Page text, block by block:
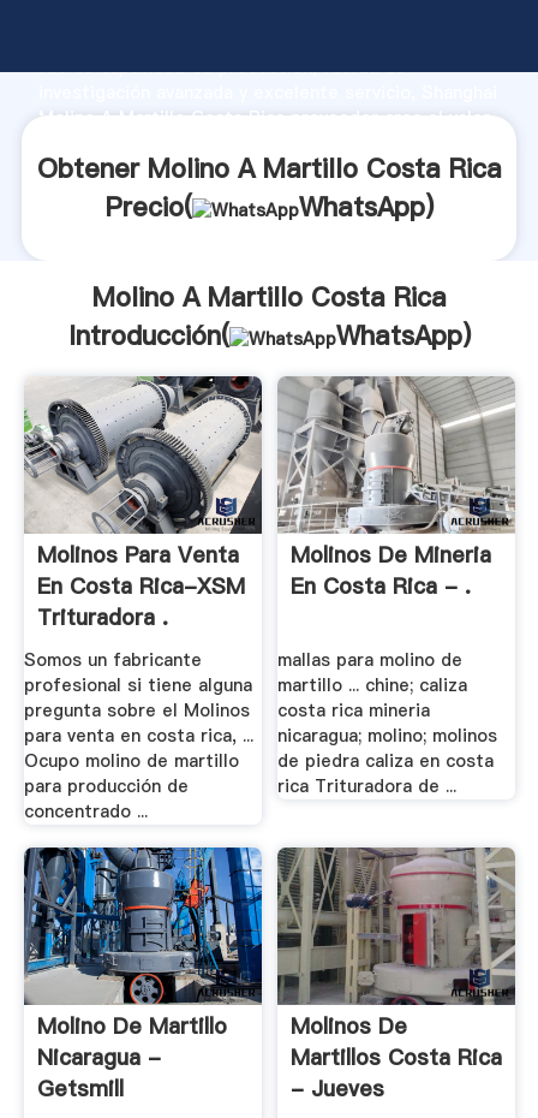
fuerte capacidad de producción, fuerza de
Molino A Martillo Costa Rica proveedor crea el valor
Obtener Molino A Martillo Costa Rica
Precio(
WhatsApp)
Molino A Martillo Costa Rica
Introducción(
WhatsApp)
Molinos Para Venta
En Costa Rica-XSM
Trituradora .
Somos un fabricante
profesional si tiene alguna
pregunta sobre el Molinos
para venta en costa rica, ...
Ocupo molino de martillo
para producción de
concentrado ...
Molinos De Mineria
En Costa Rica - .
mallas para molino de
martillo ... chine; caliza
costa rica mineria
nicaragua; molino; molinos
de piedra caliza en costa
rica Trituradora de ...
Molino De Martillo
Nicaragua -
Getsmill
Molinos De
Martillos Costa Rica
- Jueves